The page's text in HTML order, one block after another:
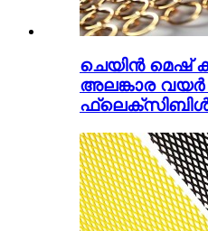
ചെയിൻ മെഷ്
അലങ്കാര
ഫ്ലെക്സിബിൾ